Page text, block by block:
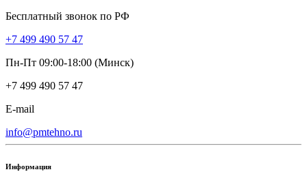
Бесплатный звонок по РФ
+7 499 490 57 47
Пн-Пт 09:00-18:00 (Минск)
+7 499 490 57 47
E-mail
info@pmtehno.ru
Информация